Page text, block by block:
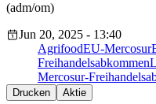
(adm/om)
Jun 20, 2025 - 13:40
AgrifoodEU-Mercosur
Freihandelsabkommen
Mercosur-
Drucken Aktie